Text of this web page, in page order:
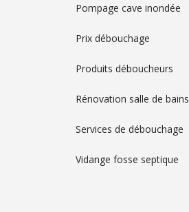
Pompage cave inondée
Prix débouchage
Produits déboucheurs
Rénovation salle de bains
Services de débouchage
Vidange fosse septique